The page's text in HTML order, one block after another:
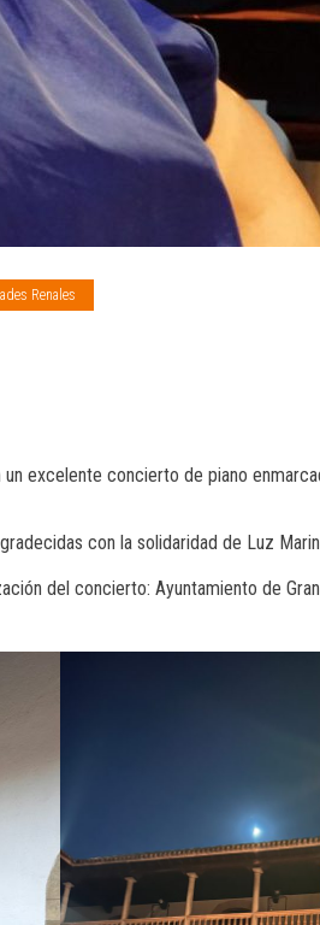
Renales
excelente concierto de piano
con la solidaridad de Luz
del concierto: Ayuntamiento de